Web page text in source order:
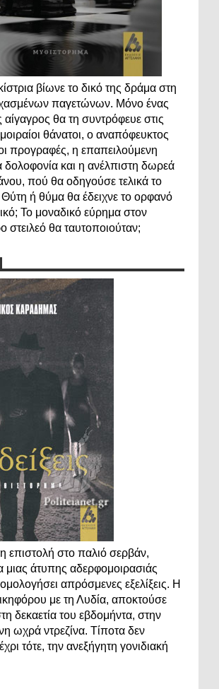
βίωνε το δικό της δράμα στη
παγετώνων. Μόνο ένας
θα τη συντρόφευε στις
θάνατοι, ο αναπόφευκτος
προγραφές, η επαπειλούμενη
δολοφονία και η ανέλπιστη δωρεά
πού θα οδηγούσε τελικά το
Θύτη ή θύμα θα έδειχνε το ορφανό
Το μοναδικό εύρημα στον
στειλεό θα ταυτοποιούταν;
επιστολή στο παλιό σερβάν,
μιας άτυπης αδερφομοιρασιάς
απρόσμενες εξελίξεις. Η
με τη Λυδία, αποκτούσε
δεκαετία του εβδομήντα, στην
ωχρά ντρεζίνα. Τίποτα δεν
τότε, την ανεξήγητη γονιδιακή